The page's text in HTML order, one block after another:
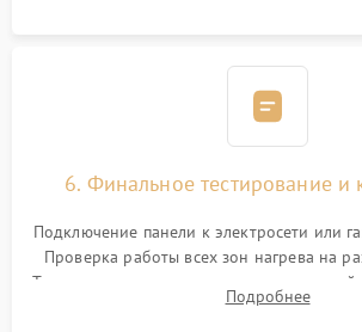
6. Финальное тестирование и
Подключение панели к электросети или
Проверка работы всех зон нагрева на
Тестирование сенсорного управления,
остаточного тепла и систем защиты
Подробнее